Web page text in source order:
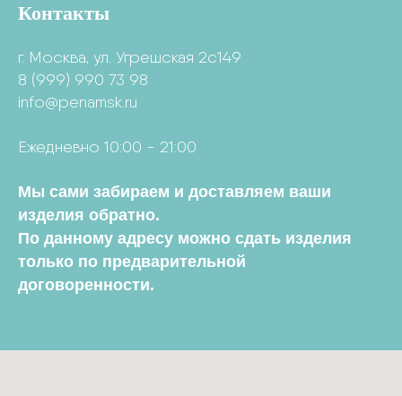
Контакты
г. Москва, ул. Угрешская 2с149
8 (999) 990 73 98
info@penamsk.ru
Ежедневно 10:00 - 21:00
Мы сами забираем и доставляем ваши
изделия обратно.
По данному адресу можно сдать изделия
только по предварительной
договоренности.